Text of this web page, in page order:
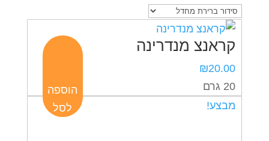
קראנצ מנדרינה
₪20.00
הוספה
לסל
20 גרם
מבצע!